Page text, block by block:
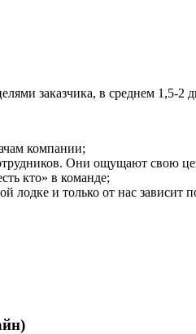
заказчика, в среднем 1,5-2
компании;
Они ощущают свою
кто» в команде;
лодке и только от нас зависит